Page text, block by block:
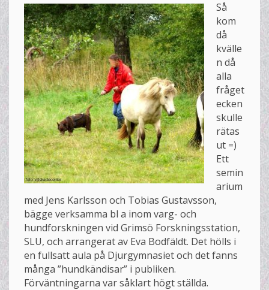
Så
kom
då
kvälle
n då
alla
fråget
ecken
skulle
rätas
ut =)
Ett
semin
arium
med Jens Karlsson och Tobias Gustavsson,
bägge verksamma bl a inom varg- och
hundforskningen vid Grimsö Forskningsstation,
SLU, och arrangerat av Eva Bodfäldt. Det hölls i
en fullsatt aula på Djurgymnasiet och det fanns
många ”hundkändisar” i publiken.
Förväntningarna var såklart högt ställda.